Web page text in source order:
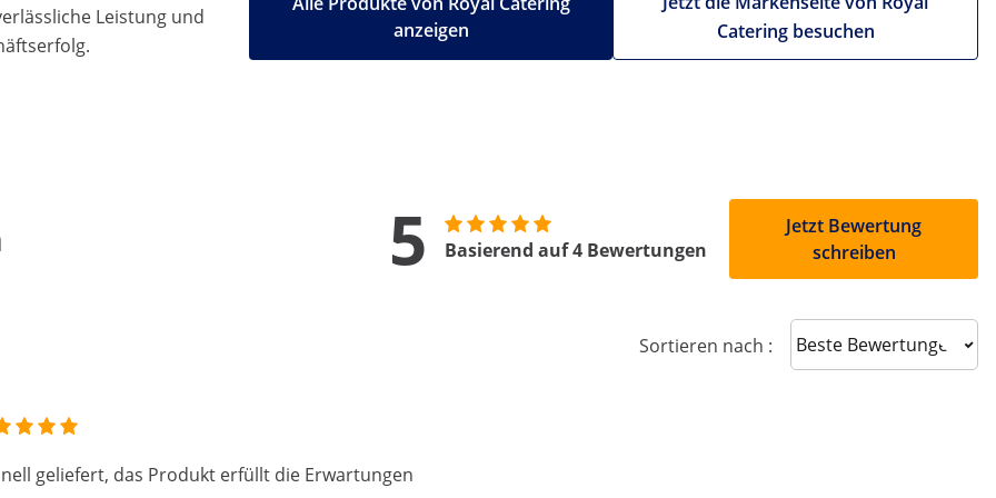
Leistung und
Catering besuchen
anzeigen
5 Basierend auf 4 Bewertungen
Jetzt Bewertung
schreiben
Sortieren nach : Sort reviews
geliefert, das Produkt erfüllt die Erwartungen